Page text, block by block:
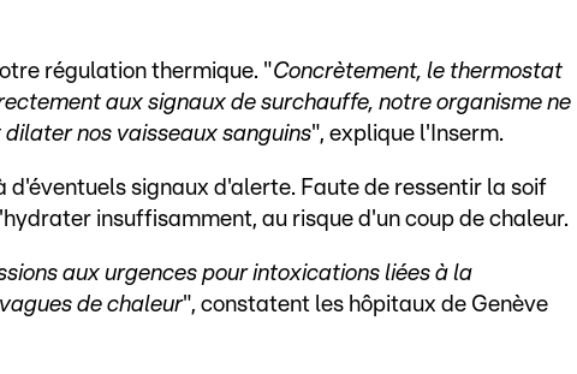
régulation thermique. "Concrètement, le thermostat
aux signaux de surchauffe, notre organisme ne
nos vaisseaux sanguins", explique l'Inserm.
d'éventuels signaux d'alerte. Faute de ressentir la soif
insuffisamment, au risque d'un coup de chaleur.
aux urgences pour intoxications liées à la
de chaleur", constatent les hôpitaux de Genève